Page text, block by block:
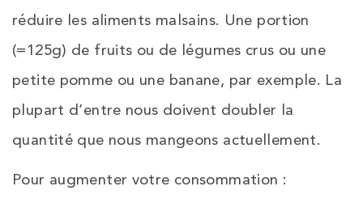
réduire les aliments malsains. Une portion
(=125g) de fruits ou de légumes crus ou une
petite pomme ou une banane, par exemple. La
plupart d’entre nous doivent doubler la
quantité que nous mangeons actuellement.
Pour augmenter votre consommation :